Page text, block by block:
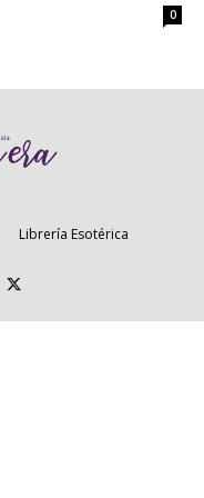
0
Librería Esotérica